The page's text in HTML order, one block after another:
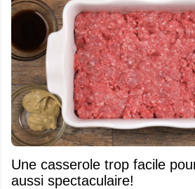
Une casserole trop facile
aussi spectaculaire!